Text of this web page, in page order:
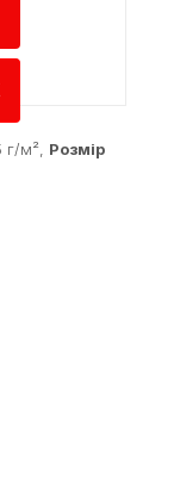
г/м², Розмір